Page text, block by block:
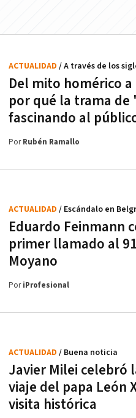
Del mito homérico
por qué la trama de
fascinando al
ACTUALIDAD / A través de los
PorRubén Ramallo
Eduardo Feinmann
primer llamado al
Moyano
ACTUALIDAD / Escándalo en
PoriProfesional
Javier Milei celebró
viaje del papa León
visita histórica
ACTUALIDAD / Buena noticia